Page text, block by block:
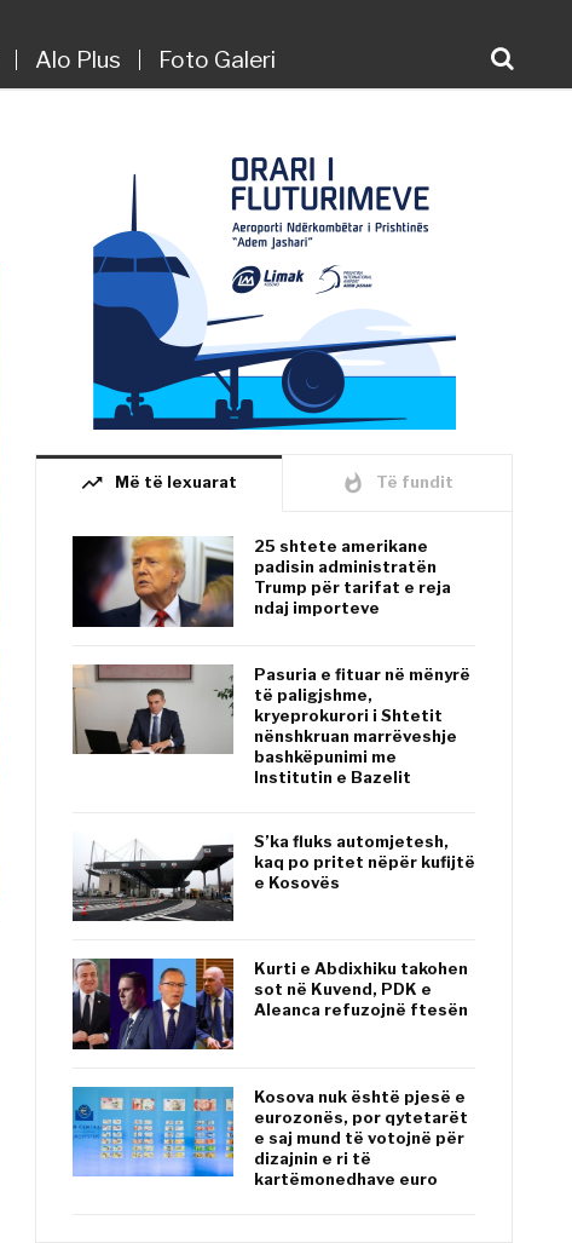
Alo Plus Foto Galeri
trending_up Më të lexuarat whatshot Të fundit
25 shtete amerikane
padisin administratën
Trump për tarifat e reja
ndaj importeve
Pasuria e fituar në mënyrë
të paligjshme,
kryeprokurori i Shtetit
nënshkruan marrëveshje
bashkëpunimi me
Institutin e Bazelit
S’ka fluks automjetesh,
kaq po pritet nëpër kufijtë
e Kosovës
Kurti e Abdixhiku takohen
sot në Kuvend, PDK e
Aleanca refuzojnë ftesën
Kosova nuk është pjesë e
eurozonës, por qytetarët
e saj mund të votojnë për
dizajnin e ri të
kartëmonedhave euro